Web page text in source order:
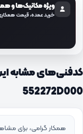
ویژه مکانیک‌ها و
خرید عمده، قیمت
کدفنی‌های مشابه
552272D000
همکار گرامی، برای